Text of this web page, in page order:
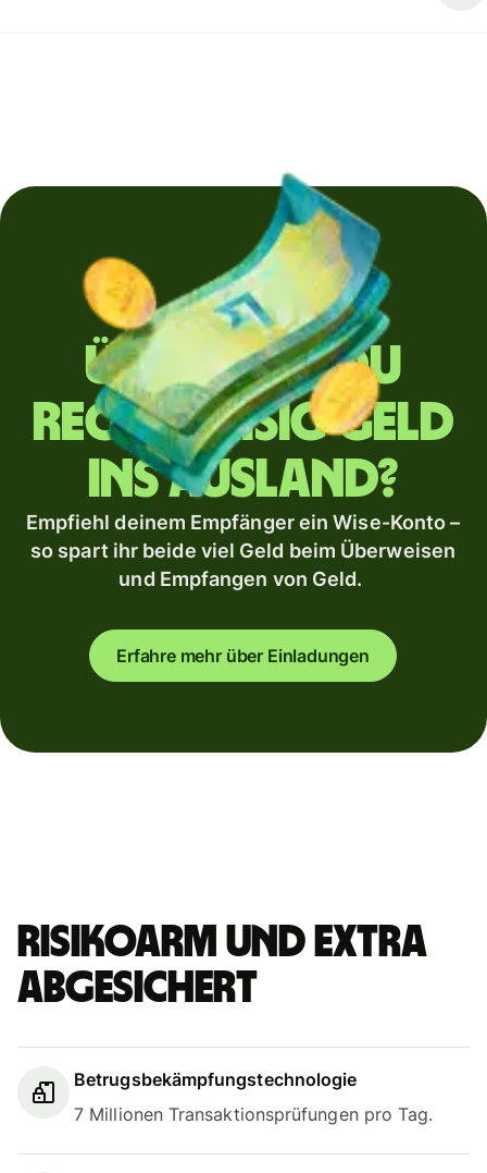
Überweist du
regelmäßig Geld
ins Ausland?
Empfiehl deinem Empfänger ein Wise-Konto –
so spart ihr beide viel Geld beim Überweisen
und Empfangen von Geld.
Erfahre mehr über Einladungen
Risikoarm und extra
abgesichert
Betrugsbekämpfungstechnologie
7 Millionen Transaktionsprüfungen pro Tag.